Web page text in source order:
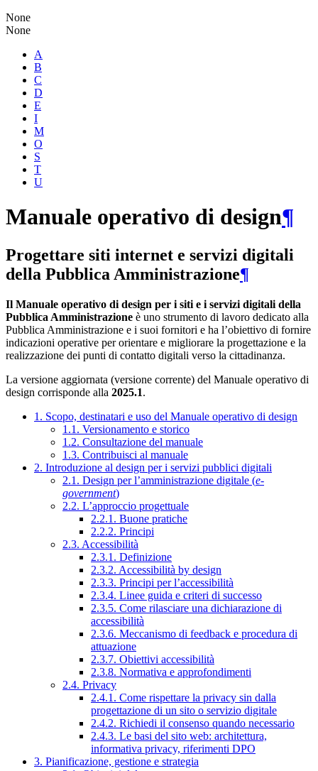
None
None
A
B
C
D
E
I
M
O
S
T
U
Manuale operativo di design¶
Progettare siti internet e servizi digitali
della Pubblica Amministrazione¶
Il Manuale operativo di design per i siti e i servizi digitali della
Pubblica Amministrazione è uno strumento di lavoro dedicato alla
Pubblica Amministrazione e i suoi fornitori e ha l’obiettivo di fornire
indicazioni operative per orientare e migliorare la progettazione e la
realizzazione dei punti di contatto digitali verso la cittadinanza.
La versione aggiornata (versione corrente) del Manuale operativo di
design corrisponde alla 2025.1.
1. Scopo, destinatari e uso del Manuale operativo di design
1.1. Versionamento e storico
1.2. Consultazione del manuale
1.3. Contribuisci al manuale
2. Introduzione al design per i servizi pubblici digitali
2.1. Design per l’amministrazione digitale (e-
government)
2.2. L’approccio progettuale
2.2.1. Buone pratiche
2.2.2. Principi
2.3. Accessibilità
2.3.1. Definizione
2.3.2. Accessibilità by design
2.3.3. Principi per l’accessibilità
2.3.4. Linee guida e criteri di successo
2.3.5. Come rilasciare una dichiarazione di
accessibilità
2.3.6. Meccanismo di feedback e procedura di
attuazione
2.3.7. Obiettivi accessibilità
2.3.8. Normativa e approfondimenti
2.4. Privacy
2.4.1. Come rispettare la privacy sin dalla
progettazione di un sito o servizio digitale
2.4.2. Richiedi il consenso quando necessario
2.4.3. Le basi del sito web: architettura,
informativa privacy, riferimenti DPO
3. Pianificazione, gestione e strategia